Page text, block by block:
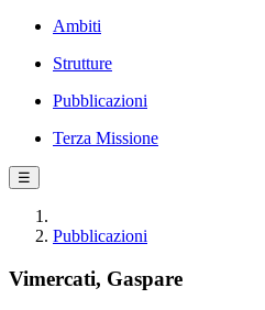
Ambiti
Strutture
Pubblicazioni
Terza Missione
☰
Pubblicazioni
Vimercati, Gaspare